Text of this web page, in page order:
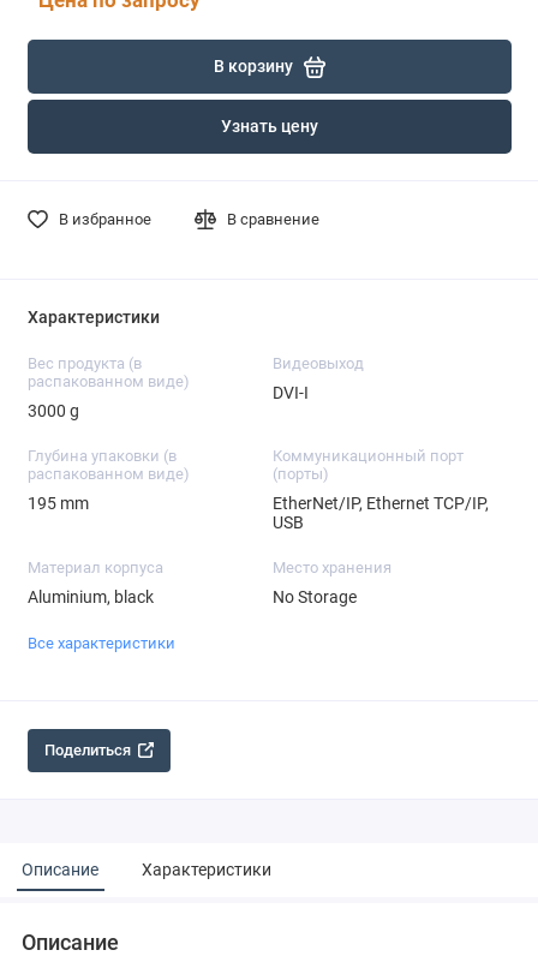
В корзину
Узнать цену
В избранное В сравнение
Характеристики
Вес продукта (в
распакованном виде)
3000 g
Видеовыход
DVI-I
Глубина упаковки (в
распакованном виде)
195 mm
Коммуникационный порт
(порты)
EtherNet/IP, Ethernet TCP/IP,
USB
Материал корпуса
Aluminium, black
Место хранения
No Storage
Все характеристики
Поделиться
Описание Характеристики
Описание